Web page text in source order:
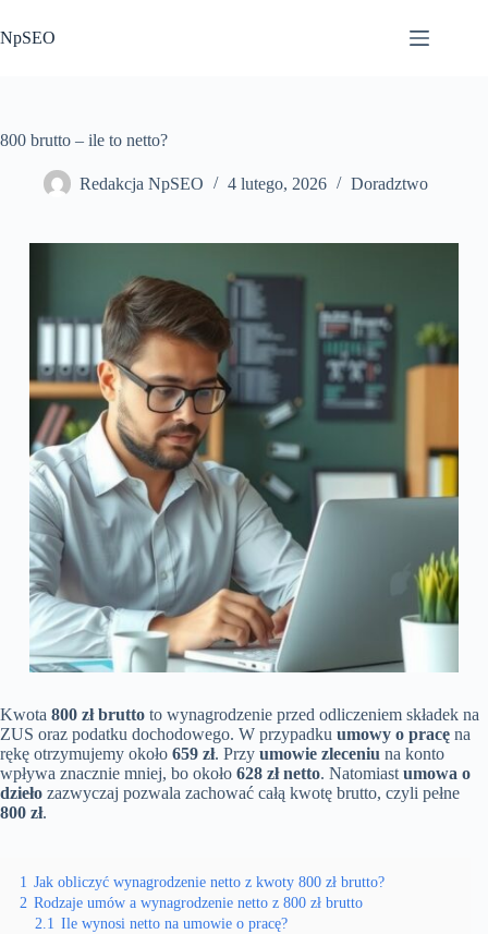
do
treści
NpSEO
800 brutto – ile to netto?
Redakcja NpSEO 4 lutego, 2026 Doradztwo
Kwota 800 zł brutto to wynagrodzenie przed odliczeniem składek na
ZUS oraz podatku dochodowego. W przypadku umowy o pracę na
rękę otrzymujemy około 659 zł. Przy umowie zleceniu na konto
wpływa znacznie mniej, bo około 628 zł netto. Natomiast umowa o
dzieło zazwyczaj pozwala zachować całą kwotę brutto, czyli pełne
800 zł.
1 Jak obliczyć wynagrodzenie netto z kwoty 800 zł brutto?
2 Rodzaje umów a wynagrodzenie netto z 800 zł brutto
2.1 Ile wynosi netto na umowie o pracę?